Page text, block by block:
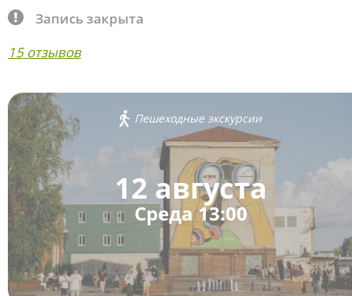
Запись закрыта
15 отзывов
Пешеходные экскурсии
12 августа
Среда 13:00